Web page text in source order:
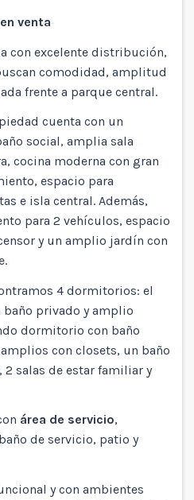
venta
con excelente distribución,
comodidad, amplitud
frente a parque central.
cuenta con un
social, amplia sala
cocina moderna con gran
espacio para
e isla central. Además,
para 2 vehículos, espacio
y un amplio jardín con
4 dormitorios: el
privado y amplio
dormitorio con baño
con closets, un baño
salas de estar familiar y
área de servicio,
de servicio, patio y
y con ambientes